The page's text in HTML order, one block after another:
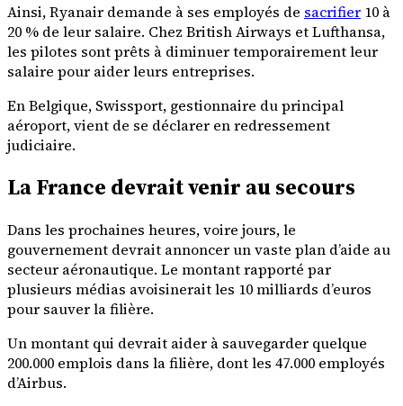
Ainsi, Ryanair demande à ses employés de sacrifier 10 à
20 % de leur salaire. Chez British Airways et Lufthansa,
les pilotes sont prêts à diminuer temporairement leur
salaire pour aider leurs entreprises.
En Belgique, Swissport, gestionnaire du principal
aéroport, vient de se déclarer en redressement
judiciaire.
La France devrait venir au secours
Dans les prochaines heures, voire jours, le
gouvernement devrait annoncer un vaste plan d’aide au
secteur aéronautique. Le montant rapporté par
plusieurs médias avoisinerait les 10 milliards d’euros
pour sauver la filière.
Un montant qui devrait aider à sauvegarder quelque
200.000 emplois dans la filière, dont les 47.000 employés
d’Airbus.